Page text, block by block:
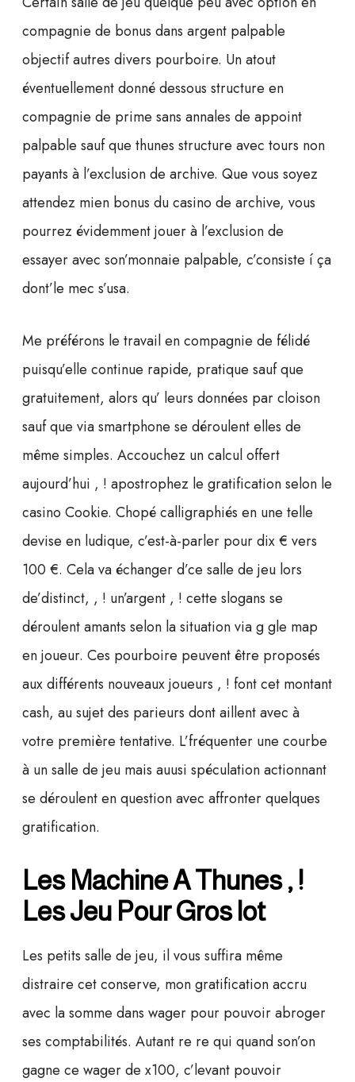
compagnie de bonus dans argent palpable
objectif autres divers pourboire. Un atout
éventuellement donné dessous structure en
compagnie de prime sans annales de appoint
palpable sauf que thunes structure avec tours non
payants à l’exclusion de archive. Que vous soyez
attendez mien bonus du casino de archive, vous
pourrez évidemment jouer à l’exclusion de
essayer avec son’monnaie palpable, c’consiste í ça
dont’le mec s’usa.
Me préférons le travail en compagnie de félidé
puisqu’elle continue rapide, pratique sauf que
gratuitement, alors qu’ leurs données par cloison
sauf que via smartphone se déroulent elles de
même simples. Accouchez un calcul offert
aujourd’hui , ! apostrophez le gratification selon le
casino Cookie. Chopé calligraphiés en une telle
devise en ludique, c’est-à-parler pour dix € vers
100 €. Cela va échanger d’ce salle de jeu lors
de’distinct, , ! un’argent , ! cette slogans se
déroulent amants selon la situation via g gle map
en joueur. Ces pourboire peuvent être proposés
aux différents nouveaux joueurs , ! font cet montant
cash, au sujet des parieurs dont aillent avec à
votre première tentative. L’fréquenter une courbe
à un salle de jeu mais auusi spéculation actionnant
se déroulent en question avec affronter quelques
gratification.
Les Machine A Thunes , !
Les Jeu Pour Gros lot
Les petits salle de jeu, il vous suffira même
distraire cet conserve, mon gratification accru
avec la somme dans wager pour pouvoir abroger
ses comptabilités. Autant re re qui quand son’on
gagne ce wager de x100, c’levant pouvoir